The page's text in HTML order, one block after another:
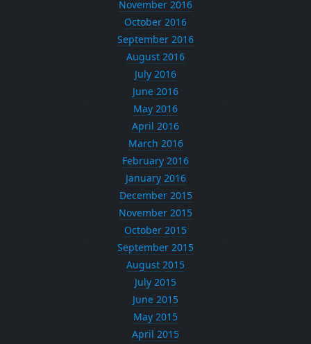
November 2016
October 2016
September 2016
August 2016
July 2016
June 2016
May 2016
April 2016
March 2016
February 2016
January 2016
December 2015
November 2015
October 2015
September 2015
August 2015
July 2015
June 2015
May 2015
April 2015